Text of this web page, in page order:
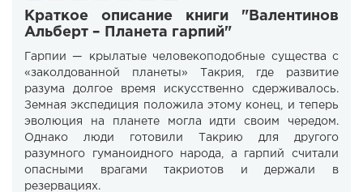
Краткое описание книги "Валентинов
Альберт – Планета гарпий"
Гарпии — крылатые человекоподобные существа с
«заколдованной планеты» Такрия, где развитие
разума долгое время искусственно сдерживалось.
Земная экспедиция положила этому конец, и теперь
эволюция на планете могла идти своим чередом.
Однако люди готовили Такрию для другого
разумного гуманоидного народа, а гарпий считали
опасными врагами такриотов и держали в
резервациях.